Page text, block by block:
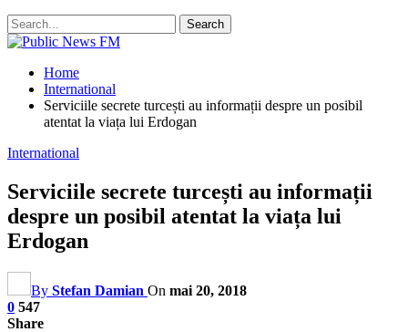
Home
International
Serviciile secrete turcești au informații despre un posibil
atentat la viața lui Erdogan
International
Serviciile secrete turcești au informații
despre un posibil atentat la viața lui
Erdogan
By Stefan Damian On mai 20, 2018
0 547
Share